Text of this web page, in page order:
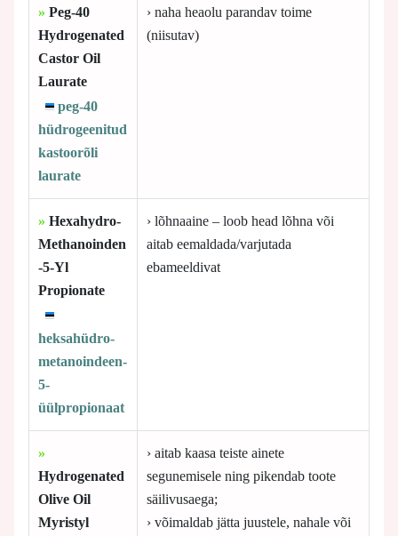
» Peg-40
Hydrogenated
Castor Oil
Laurate
peg-40
hüdrogeenitud
kastoorõli
laurate
› naha heaolu parandav toime
(niisutav)
» Hexahydro-
Methanoinden
-5-Yl
Propionate
heksahüdro-
metanoindeen-
5-
üülpropionaat
› lõhnaaine – loob head lõhna või
aitab eemaldada/varjutada
ebameeldivat
»
Hydrogenated
Olive Oil
Myristyl
› aitab kaasa teiste ainete
segunemisele ning pikendab toote
säilivusaega;
› võimaldab jätta juustele, nahale või